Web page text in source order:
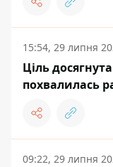
15:54, 29 липня
Ціль
похвалилась
09:22, 29 липня